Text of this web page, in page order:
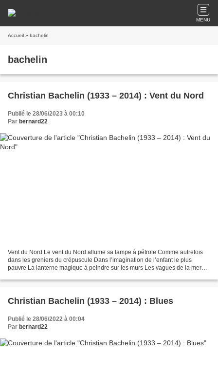
MENU
Accueil » bachelin
bachelin
Christian Bachelin (1933 – 2014) : Vent du Nord
Publié le 28/06/2023 à 00:10
Par bernard22
Vent du Nord Le vent du Nord allume sa lampe à pétrole Comme autrefois
dans les greniers du crépuscule Dans l’imagination de l’enfant le plus
pauvre La lanterne magique à peindre sur les murs Les vagues de la mer
Christian Bachelin (1933 – 2014) : Blues
Publié le 28/06/2022 à 00:04
Par bernard22